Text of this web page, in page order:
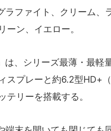
ラファイト、クリーム、
ーン、イエロー。
、シリーズ最薄・最軽
スプレーと約6.2型HD+
テリーを搭載する。